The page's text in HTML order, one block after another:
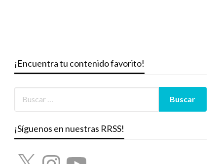
¡Encuentra tu contenido favorito!
¡Síguenos en nuestras RRSS!
X InstagramYouTube